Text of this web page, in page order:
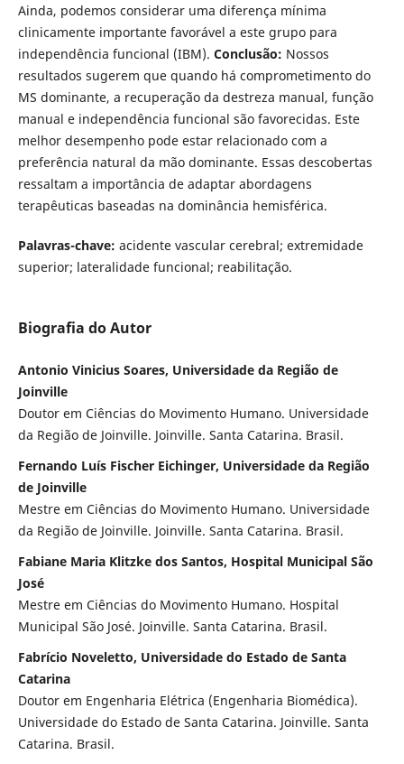
Ainda, podemos considerar uma diferença mínima
clinicamente importante favorável a este grupo para
independência funcional (IBM). Conclusão: Nossos
resultados sugerem que quando há comprometimento do
MS dominante, a recuperação da destreza manual, função
manual e independência funcional são favorecidas. Este
melhor desempenho pode estar relacionado com a
preferência natural da mão dominante. Essas descobertas
ressaltam a importância de adaptar abordagens
terapêuticas baseadas na dominância hemisférica.
Palavras-chave: acidente vascular cerebral; extremidade
superior; lateralidade funcional; reabilitação.
Biografia do Autor
Antonio Vinicius Soares, Universidade da Região de
Joinville
Doutor em Ciências do Movimento Humano. Universidade
da Região de Joinville. Joinville. Santa Catarina. Brasil.
Fernando Luís Fischer Eichinger, Universidade da Região
de Joinville
Mestre em Ciências do Movimento Humano. Universidade
da Região de Joinville. Joinville. Santa Catarina. Brasil.
Fabiane Maria Klitzke dos Santos, Hospital Municipal São
José
Mestre em Ciências do Movimento Humano. Hospital
Municipal São José. Joinville. Santa Catarina. Brasil.
Fabrício Noveletto, Universidade do Estado de Santa
Catarina
Doutor em Engenharia Elétrica (Engenharia Biomédica).
Universidade do Estado de Santa Catarina. Joinville. Santa
Catarina. Brasil.